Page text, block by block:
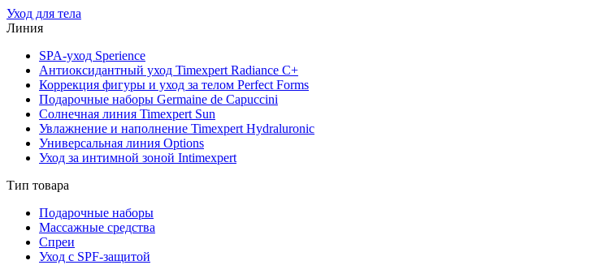
Уход для тела
Линия
SPA-уход Sperience
Антиоксидантный уход Timexpert Radiance C+
Коррекция фигуры и уход за телом Perfect Forms
Подарочные наборы Germaine de Capuccini
Солнечная линия Timexpert Sun
Увлажнение и наполнение Timexpert Hydraluronic
Универсальная линия Options
Уход за интимной зоной Intimexpert
Тип товара
Подарочные наборы
Массажные средства
Спреи
Уход с SPF-защитой